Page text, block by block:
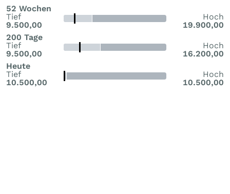
52 Wochen
Tief
9.500,00
Hoch
19.900,00
200 Tage
Tief
9.500,00
Hoch
16.200,00
Heute
Tief
10.500,00
Hoch
10.500,00